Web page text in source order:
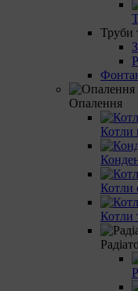
Труби
Опалення
Котли
Котли
Котли